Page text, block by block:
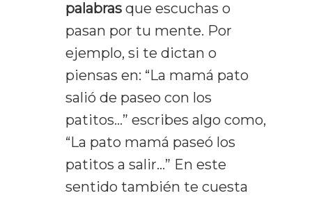
palabras que escuchas o
pasan por tu mente. Por
ejemplo, si te dictan o
piensas en: “La mamá pato
salió de paseo con los
patitos…” escribes algo como,
“La pato mamá paseó los
patitos a salir…” En este
sentido también te cuesta